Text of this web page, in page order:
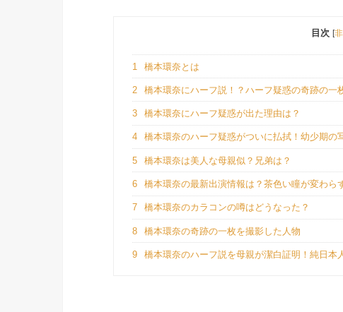
目次 [
1 橋本環奈とは
2 橋本環奈にハーフ説！？ハーフ疑惑の奇跡の一
3 橋本環奈にハーフ疑惑が出た理由は？
4 橋本環奈のハーフ疑惑がついに払拭！幼少期の
5 橋本環奈は美人な母親似？兄弟は？
6 橋本環奈の最新出演情報は？茶色い瞳が変わら
7 橋本環奈のカラコンの噂はどうなった？
8 橋本環奈の奇跡の一枚を撮影した人物
9 橋本環奈のハーフ説を母親が潔白証明！純日本